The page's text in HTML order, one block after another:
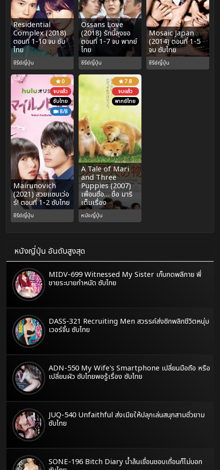
Residential
Complex (2018)
ตอนที่ 1-10 จบ ซับ
ไทย
ซีรีย์ญี่ปุ่น
Ossans Love
(2018) รักนี้ลุงขอ
ตอนที่ 1-7 จบ พากย์
ไทย
ซีรีย์ญี่ปุ่น
Mosaic Japan
(2014) ตอนที่ 1-5
จบ ซับไทย
ซีรีย์ญี่ปุ่น
0
จบแล้ว
ซับไทย
8/8
Mairunovich
(2021) สวยแซบเว่อ
ร์! ตอนที่ 1-2 ซับไทย
ซีรีย์ญี่ปุ่น
7.8
จบแล้ว
พากย์ไทย
A Tale of Mari
and Three
Puppies (2007)
เพื่อนซื่อ… ชื่อ มาริ
เต็มเรื่อง
หนังญี่ปุ่น
หนังญี่ปุ่น อันดับสูงสุด
MIDV-699 Witnessed My Sister เก็บกดพลีกาย พี่
ชายระบายกำหนัด ซับไทย
DASS-321 Recruiting Men สวรรค์ส่งซิกพลิกชีวิตหนุ่ม
เวอร์จิ้น ซับไทย
ADN-550 My Wife's Smartphone เปลี่ยนมือถือ หรือ
เปลี่ยนผัว ซับไทยพอรู้เรื่อง ซับไทย
JUQ-540 Unfaithful ส่งเมียให้ปลุกเล่นสนุกสามชั่วยาม
ซับไทย
SONE-196 Bitch Diary น้ำล้นเขื่อนชอบเถื่อนก็ไม่บอก